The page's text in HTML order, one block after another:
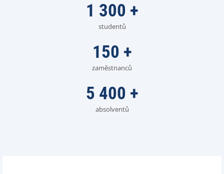
1 300 +
studentů
150 +
zaměstnanců
5 400 +
absolventů